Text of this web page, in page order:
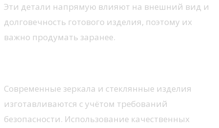
Эти детали напрямую влияют на внешний вид и
долговечность готового изделия, поэтому их
важно продумать заранее.
Современные зеркала и стеклянные изделия
изготавливаются с учётом требований
безопасности. Использование качественных